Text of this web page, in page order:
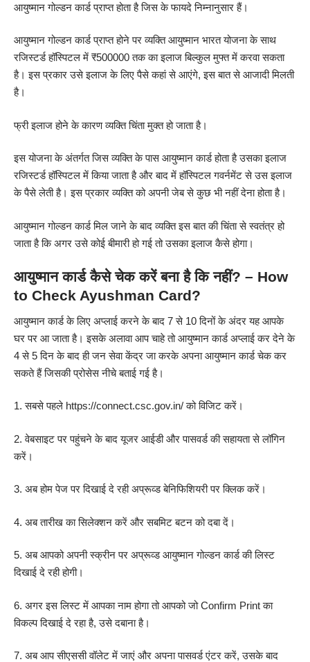
आयुष्मान गोल्डन कार्ड प्राप्त होता है जिस के फायदे निम्नानुसार हैं।
आयुष्मान गोल्डन कार्ड प्राप्त होने पर व्यक्ति आयुष्मान भारत योजना के साथ
रजिस्टर्ड हॉस्पिटल में ₹500000 तक का इलाज बिल्कुल मुफ्त में करवा सकता
है। इस प्रकार उसे इलाज के लिए पैसे कहां से आएंगे, इस बात से आजादी मिलती
है।
फ्री इलाज होने के कारण व्यक्ति चिंता मुक्त हो जाता है।
इस योजना के अंतर्गत जिस व्यक्ति के पास आयुष्मान कार्ड होता है उसका इलाज
रजिस्टर्ड हॉस्पिटल में किया जाता है और बाद में हॉस्पिटल गवर्नमेंट से उस इलाज
के पैसे लेती है। इस प्रकार व्यक्ति को अपनी जेब से कुछ भी नहीं देना होता है।
आयुष्मान गोल्डन कार्ड मिल जाने के बाद व्यक्ति इस बात की चिंता से स्वतंत्र हो
जाता है कि अगर उसे कोई बीमारी हो गई तो उसका इलाज कैसे होगा।
आयुष्मान कार्ड कैसे चेक करें बना है कि नहीं? – How
to Check Ayushman Card?
आयुष्मान कार्ड के लिए अप्लाई करने के बाद 7 से 10 दिनों के अंदर यह आपके
घर पर आ जाता है। इसके अलावा आप चाहे तो आयुष्मान कार्ड अप्लाई कर देने के
4 से 5 दिन के बाद ही जन सेवा केंद्र जा करके अपना आयुष्मान कार्ड चेक कर
सकते हैं जिसकी प्रोसेस नीचे बताई गई है।
1. सबसे पहले https://connect.csc.gov.in/ को विजिट करें।
2. वेबसाइट पर पहुंचने के बाद यूजर आईडी और पासवर्ड की सहायता से लॉगिन
करें।
3. अब होम पेज पर दिखाई दे रही अप्रूव्ड बेनिफिशियरी पर क्लिक करें।
4. अब तारीख का सिलेक्शन करें और सबमिट बटन को दबा दें।
5. अब आपको अपनी स्क्रीन पर अप्रूव्ड आयुष्मान गोल्डन कार्ड की लिस्ट
दिखाई दे रही होगी।
6. अगर इस लिस्ट में आपका नाम होगा तो आपको जो Confirm Print का
विकल्प दिखाई दे रहा है, उसे दबाना है।
7. अब आप सीएससी वॉलेट में जाएं और अपना पासवर्ड एंटर करें, उसके बाद